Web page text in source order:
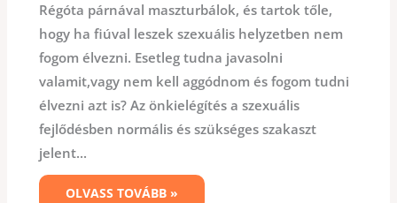
Régóta párnával maszturbálok, és tartok tőle,
hogy ha fiúval leszek szexuális helyzetben nem
fogom élvezni. Esetleg tudna javasolni
valamit,vagy nem kell aggódnom és fogom tudni
élvezni azt is? Az önkielégítés a szexuális
fejlődésben normális és szükséges szakaszt
jelent...
OLVASS TOVÁBB »